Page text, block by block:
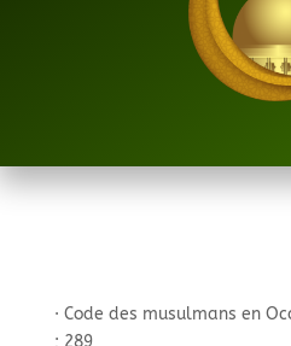
· Code des musulmans en